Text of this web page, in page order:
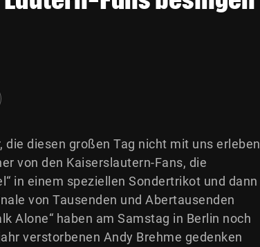
2026
die diesen großen Tag nicht mit uns erleben
von den Kaiserslautern-Fans, die
in einem speziellen Sondertrikot und dann
von Tausenden und Abertausenden
Alone“ haben am Samstag in Berlin noch
verstorbenen Andy Brehme gedenken